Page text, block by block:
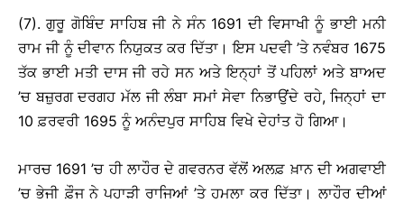
(7). ਗੁਰੂ ਗੋਬਿੰਦ ਸਾਹਿਬ ਜੀ ਨੇ ਸੰਨ 1691 ਦੀ ਵਿਸਾਖੀ ਨੂੰ ਭਾਈ ਮਨੀ
ਰਾਮ ਜੀ ਨੂੰ ਦੀਵਾਨ ਨਿਯੁਕਤ ਕਰ ਦਿੱਤਾ। ਇਸ ਪਦਵੀ ’ਤੇ ਨਵੰਬਰ 1675
ਤੱਕ ਭਾਈ ਮਤੀ ਦਾਸ ਜੀ ਰਹੇ ਸਨ ਅਤੇ ਇਨ੍ਹਾਂ ਤੋਂ ਪਹਿਲਾਂ ਅਤੇ ਬਾਅਦ
’ਚ ਬਜ਼ੁਰਗ ਦਰਗਹ ਮੱਲ ਜੀ ਲੰਬਾ ਸਮਾਂ ਸੇਵਾ ਨਿਭਾਉਂਦੇ ਰਹੇ, ਜਿਨ੍ਹਾਂ ਦਾ
10 ਫ਼ਰਵਰੀ 1695 ਨੂੰ ਅਨੰਦਪੁਰ ਸਾਹਿਬ ਵਿਖੇ ਦੇਹਾਂਤ ਹੋ ਗਿਆ।
ਮਾਰਚ 1691 ’ਚ ਹੀ ਲਾਹੌਰ ਦੇ ਗਵਰਨਰ ਵੱਲੋਂ ਅਲਫ਼ ਖ਼ਾਨ ਦੀ ਅਗਵਾਈ
’ਚ ਭੇਜੀ ਫ਼ੌਜ ਨੇ ਪਹਾੜੀ ਰਾਜਿਆਂ ’ਤੇ ਹਮਲਾ ਕਰ ਦਿੱਤਾ। ਲਾਹੌਰ ਦੀਆਂ